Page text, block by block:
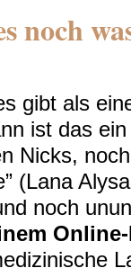
noch
gibt als
ist das
Nicks,
(Lana
noch